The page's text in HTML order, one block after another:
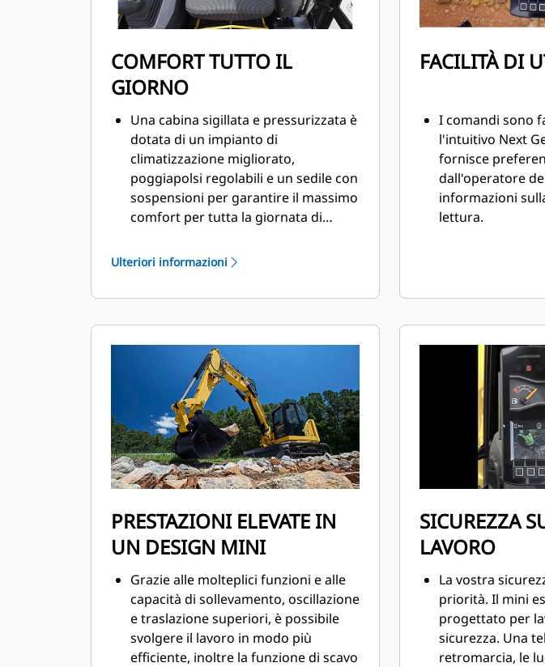
COMFORT TUTTO IL
GIORNO
Una cabina sigillata e pressurizzata è
dotata di un impianto di
climatizzazione migliorato,
poggiapolsi regolabili e un sedile con
sospensioni per garantire il massimo
comfort per tutta la giornata di
Ulteriori informazioni
FACILITÀ DI
I comandi sono
l'intuitivo Next
fornisce
dall'operatore
informazioni
lettura.
PRESTAZIONI ELEVATE IN
UN DESIGN MINI
Grazie alle molteplici funzioni e alle
capacità di sollevamento, oscillazione
e traslazione superiori, è possibile
svolgere il lavoro in modo più
efficiente, inoltre la funzione di scavo
SICUREZZA
LAVORO
La vostra
priorità. Il mini
progettato per
sicurezza. Una
retromarcia, le